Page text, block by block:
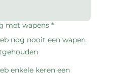
met wapens *
nog nooit een wapen
enkele keren een